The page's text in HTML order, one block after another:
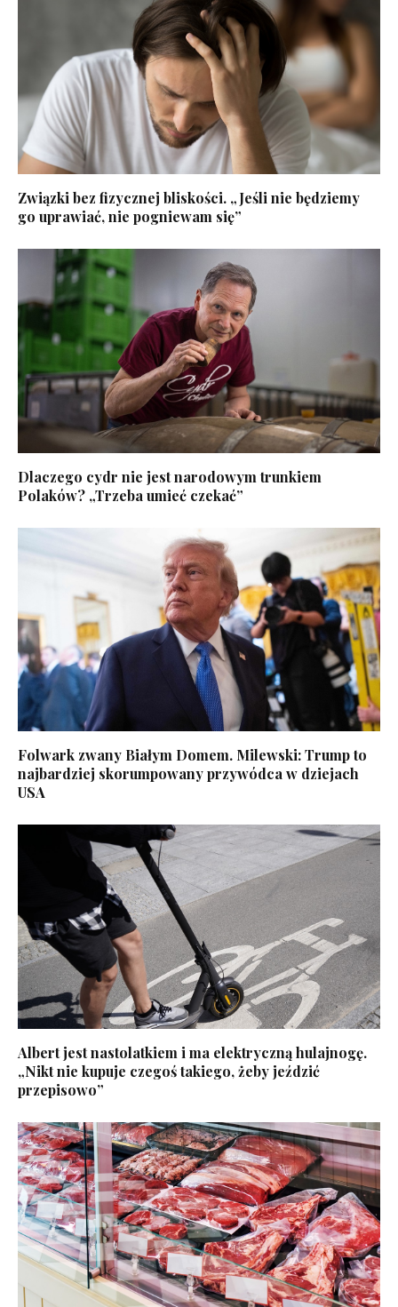
Związki bez fizycznej bliskości. „Jeśli nie będziemy
go uprawiać, nie pogniewam się”
Dlaczego cydr nie jest narodowym trunkiem
Polaków? „Trzeba umieć czekać”
Folwark zwany Białym Domem. Milewski: Trump to
najbardziej skorumpowany przywódca w dziejach
USA
Albert jest nastolatkiem i ma elektryczną hulajnogę.
„Nikt nie kupuje czegoś takiego, żeby jeździć
przepisowo”